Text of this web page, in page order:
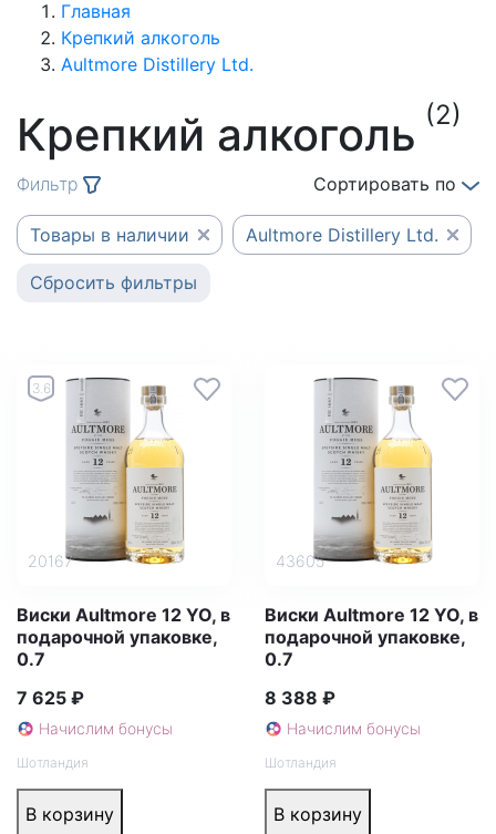
Главная
Крепкий алкоголь
Aultmore Distillery Ltd.
Крепкий алкоголь (2)
Фильтр Сортировать по
Товары в наличии Aultmore Distillery Ltd.
Сбросить фильтры
3.6
20167
Виски Aultmore 12 YO, в
подарочной упаковке,
0.7
7 625 ₽
Начислим бонусы
Шотландия
В корзину
43605
Виски Aultmore 12 YO, в
подарочной упаковке,
0.7
8 388 ₽
Начислим бонусы
Шотландия
В корзину